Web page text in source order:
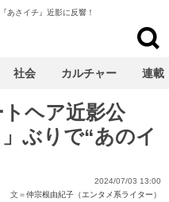
あさイチ』近影に反響！
ヘア近影公
ぶりで“あのイ
2024/07/03 13:00
文＝仲宗根由紀子（エンタメ系ライター）
社会 カルチャー 連載